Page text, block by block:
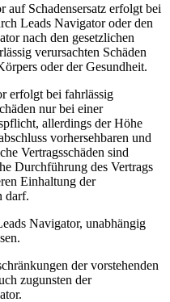
Schadensersatz erfolgt bei
Leads Navigator oder den
nach den gesetzlichen
verursachten Schäden
oder der Gesundheit.
erfolgt bei fahrlässig
nur bei einer
allerdings der Höhe
vorhersehbaren und
Vertragsschäden sind
Durchführung des Vertrags
Einhaltung der
darf.
Navigator, unabhängig
der vorstehenden
zugunsten der